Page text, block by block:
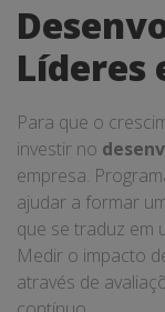
Líderes
Para que o
investir no
empresa.
ajudar a formar
que se traduz em
Medir o impacto
através de